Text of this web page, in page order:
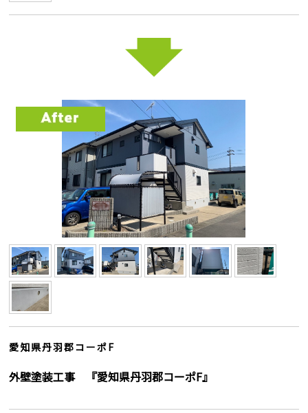
愛知県丹羽郡コーポF
外壁塗装工事 『愛知県丹羽郡コーポF』